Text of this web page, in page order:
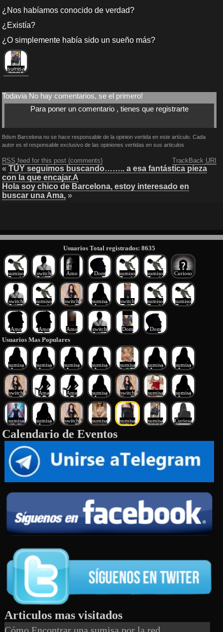
¿Nos habíamos conocido de verdad?
¿Existía?
¿O simplemente había sido un sueño más?
sumisa
Todavia No hay comentarios, se el primero!
Para poner un comentario , tienes que registrarte
Bdsm Barcelona no se hace responsable de la opinion vertida en este artículo. Cada
autor es el responsable exclusivo de las opiniones vertidas en sus articulos
RSS feed for this post (comments) TrackBack URI
«TÚY seguimos buscando…….. a esa fantástica pieza
con la que encajar.A
Hola soy chico de Barcelona, estoy interesado en
buscar una Ama, »
Usuarios Total registrados: 8635
sumiso switch Amo Dom sumiso sumiso Curioso
switch sumiso switch sumisa switch sumiso sumiso
Amo Amo Amo switch Dom Dom
Usuarios Mas Populares
sumisa sumisa sumisa sumisa sumisa sumisa sumisa
switch Ama Ama sumisa switch sumisa sumisa
sumisa sumisa switch sumisa sumisa sumisa Curiosa
Calendario de Eventos
Articulos mas visitados